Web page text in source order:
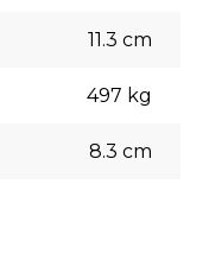
11.3 cm
497 kg
8.3 cm